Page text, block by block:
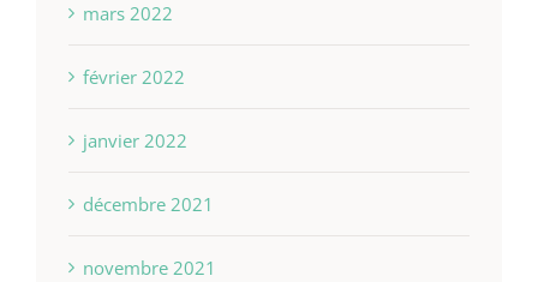
mars 2022
février 2022
janvier 2022
décembre 2021
novembre 2021